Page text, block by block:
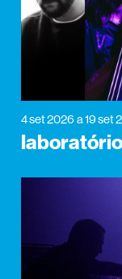
4 set 2026 a 19 set